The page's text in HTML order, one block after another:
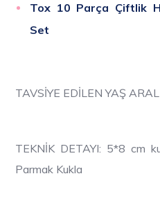
Tox 10 Parça Çiftlik
Set
TAVSİYE EDİLEN YAŞ
TEKNİK DETAYI: 5*8 cm
Parmak Kukla